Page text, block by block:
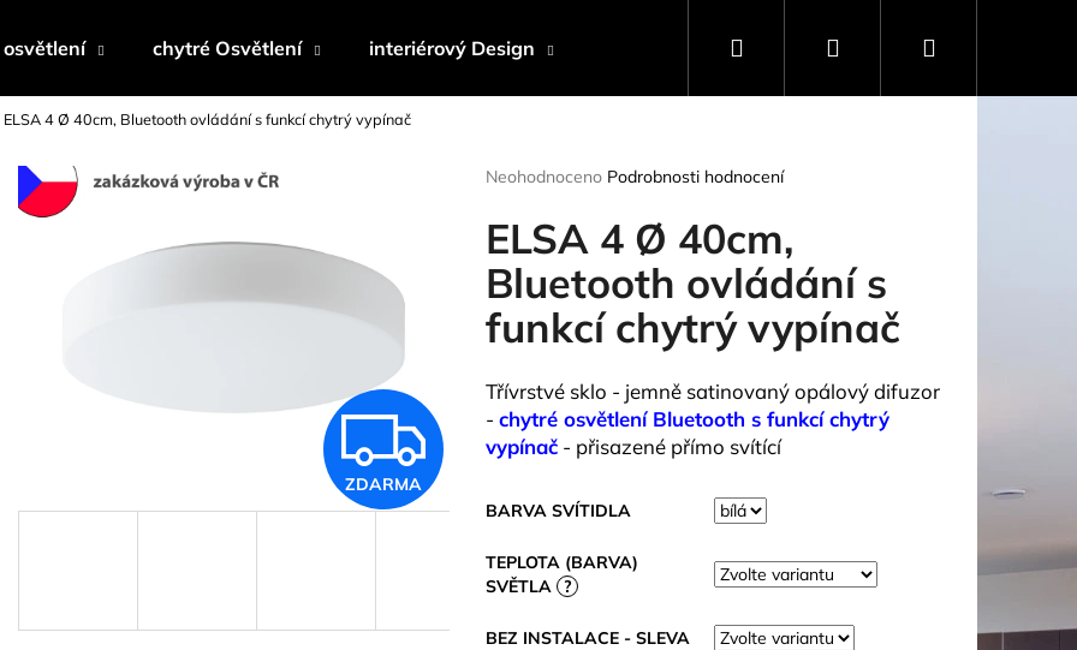
chytré Osvětlení interiérový Design světelný Rádce o nás
Hledat PřihlášeníNákupní
ELSA 4 Ø 40cm, Bluetooth ovládání s funkcí chytrý vypínač
Průměrné
produktu
je
0,0
5
hvězdiček.
Neohodnoceno Podrobnosti hodnocení
ELSA 4 Ø 40cm,
Bluetooth ovládání s
funkcí chytrý vypínač
Třívrstvé sklo - jemně satinovaný opálový difuzor
- chytré osvětlení Bluetooth s funkcí chytrý
vypínač - přisazené přímo svítící
BARVA SVÍTIDLA
TEPLOTA (BARVA)
SVĚTLA
?
BEZ INSTALACE - SLEVA
Z
D
A
ZDARMA
Co potřebujete najít?